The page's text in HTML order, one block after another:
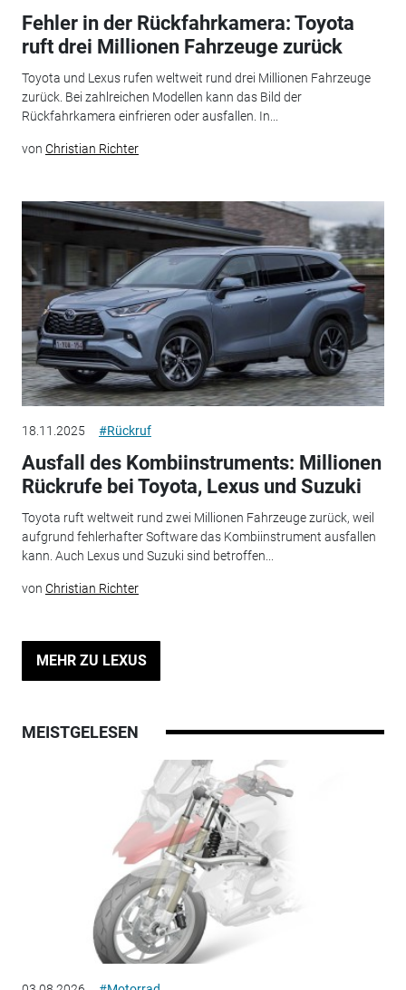
Fehler in der Rückfahrkamera: Toyota
ruft drei Millionen Fahrzeuge zurück
Toyota und Lexus rufen weltweit rund drei Millionen Fahrzeuge
zurück. Bei zahlreichen Modellen kann das Bild der
Rückfahrkamera einfrieren oder ausfallen. In...
von Christian Richter
18.11.2025 #Rückruf
Ausfall des Kombiinstruments: Millionen
Rückrufe bei Toyota, Lexus und Suzuki
Toyota ruft weltweit rund zwei Millionen Fahrzeuge zurück, weil
aufgrund fehlerhafter Software das Kombiinstrument ausfallen
kann. Auch Lexus und Suzuki sind betroffen...
von Christian Richter
MEHR ZU LEXUS
MEISTGELESEN